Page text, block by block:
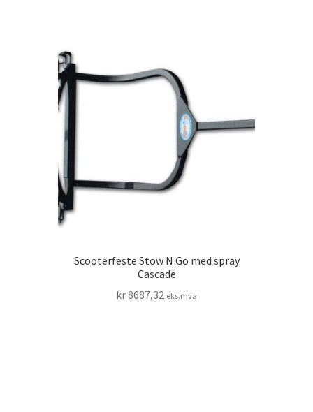
Scooterfeste Stow N Go med spray
Cascade
kr8687,32 eks.mva